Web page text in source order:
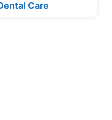
Care